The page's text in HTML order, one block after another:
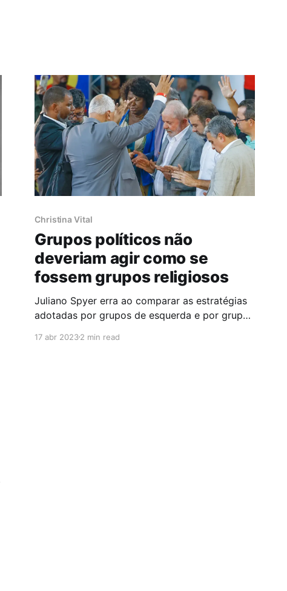
Christina Vital
Grupos políticos não
deveriam agir como se
fossem grupos religiosos
Juliano Spyer erra ao comparar as estratégias
adotadas por grupos de esquerda e por grupos
fiéis. É importante que as esquerdas escutem
17 abr 20232 min read